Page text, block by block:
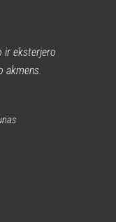
ir eksterjero
akmens.